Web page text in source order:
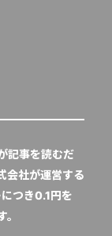
記事を読むだ
会社が運営する
つき0.1円を